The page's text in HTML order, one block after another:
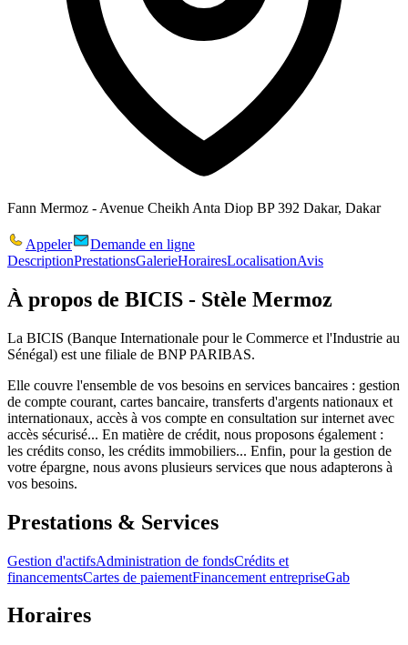
Fann Mermoz - Avenue Cheikh Anta Diop BP 392 Dakar, Dakar
Appeler
Demande en ligne
DescriptionPrestationsGalerieHorairesLocalisationAvis
À propos de BICIS - Stèle Mermoz
La BICIS (Banque Internationale pour le Commerce et l'Industrie au
Sénégal) est une filiale de BNP PARIBAS.
Elle couvre l'ensemble de vos besoins en services bancaires : gestion
de compte courant, cartes bancaire, transferts d'argents nationaux et
internationaux, accès à vos compte en consultation sur internet avec
accès sécurisé... En matière de crédit, nous proposons également :
les crédits conso, les crédits immobiliers... Enfin, pour la gestion de
votre épargne, nous avons plusieurs services que nous adapterons à
vos besoins.
Prestations & Services
Gestion d'actifsAdministration de fondsCrédits et
financementsCartes de paiementFinancement entrepriseGab
Horaires